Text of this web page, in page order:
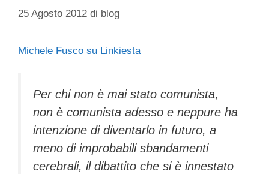
25 Agosto 2012 di blog
Michele Fusco su Linkiesta
Per chi non è mai stato comunista,
non è comunista adesso e neppure ha
intenzione di diventarlo in futuro, a
meno di improbabili sbandamenti
cerebrali, il dibattito che si è innestato